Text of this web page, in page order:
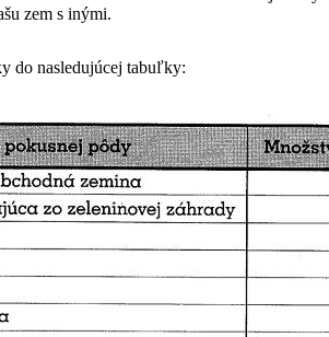
zem s inými.
do nasledujúcej tabuľky: